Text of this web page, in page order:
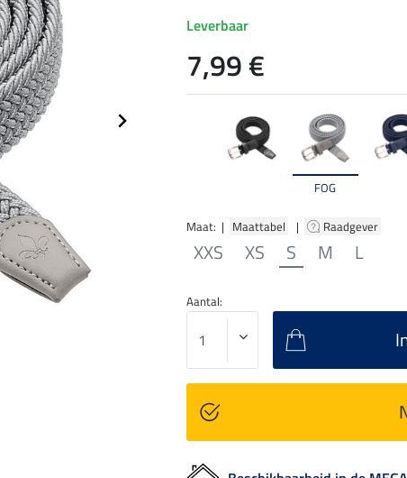
FOG
Maat: | Maattabel | Raadgever
XXS XS S M L
Leverbaar
7,99 €
Aantal: